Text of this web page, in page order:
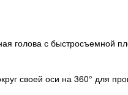
голова с быстросъемной
своей оси на 360° для